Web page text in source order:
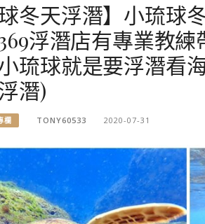
球冬天浮潛】小琉球
浮潛店有專業教
琉球就是要浮潛看
潛)
欄 TONY60533 2020-07-31